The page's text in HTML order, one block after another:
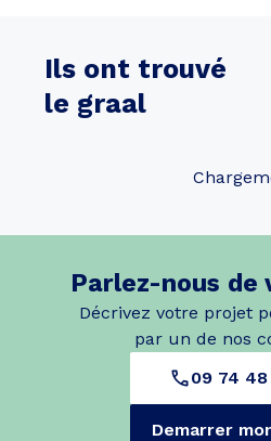
Ils ont trouvé
le graal
Parlez-nous
Décrivez votre projet
par un de nos
09 74 48
Demarrer